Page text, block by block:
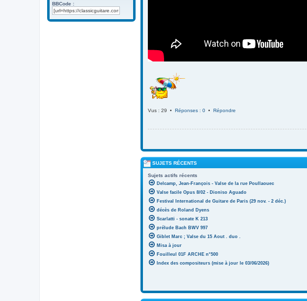
Vus : 29 • Réponses : 0 • Répondre
SUJETS RÉCENTS
Sujets actifs récents
Delcamp, Jean-François - Valse de la rue Poullaouec
Valse facile Opus 8/02 - Dioniso Aguado
Festival International de Guitare de Paris (29 nov. - 2 déc.)
décès de Roland Dyens
Scarlatti - sonate K 213
prélude Bach BWV 997
Giblet Marc ; Valse du 15 Aout . duo .
Misa à jour
Fouilleul 01F ARCHE n°500
Index des compositeurs (mise à jour le 03/06/2026)
BBCode :